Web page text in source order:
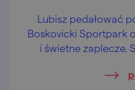
Lubisz pedałować
Boskovicki Sportpark
i świetne zaplecze.